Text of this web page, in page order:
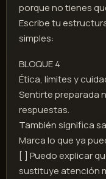
porque no tienes
Escribe tu
simples:
BLOQUE 4
Ética, límites y
Sentirte preparada
respuestas.
También significa
Marca lo que ya
[ ] Puedo explicar
sustituye atención